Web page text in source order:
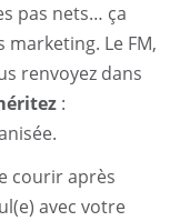
pas nets… ça
Le FM,
renvoyez dans
:
courir après
avec votre